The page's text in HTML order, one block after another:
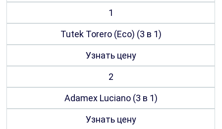
1
Tutek Torero (Eco) (3 в 1)
Узнать цену
2
Adamex Luciano (3 в 1)
Узнать цену